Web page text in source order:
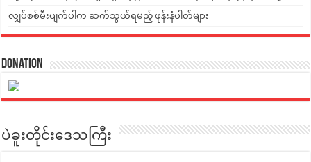
လျှပ်စစ်မီးပျက်ပါက ဆက်သွယ်ရမည့် ဖုန်းနံပါတ်များ
Donation
ပဲခူးတိုင်းဒေသကြီး